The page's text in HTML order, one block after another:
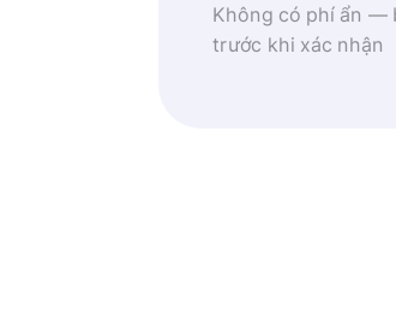
Không có phí ẩn —
trước khi xác nhận